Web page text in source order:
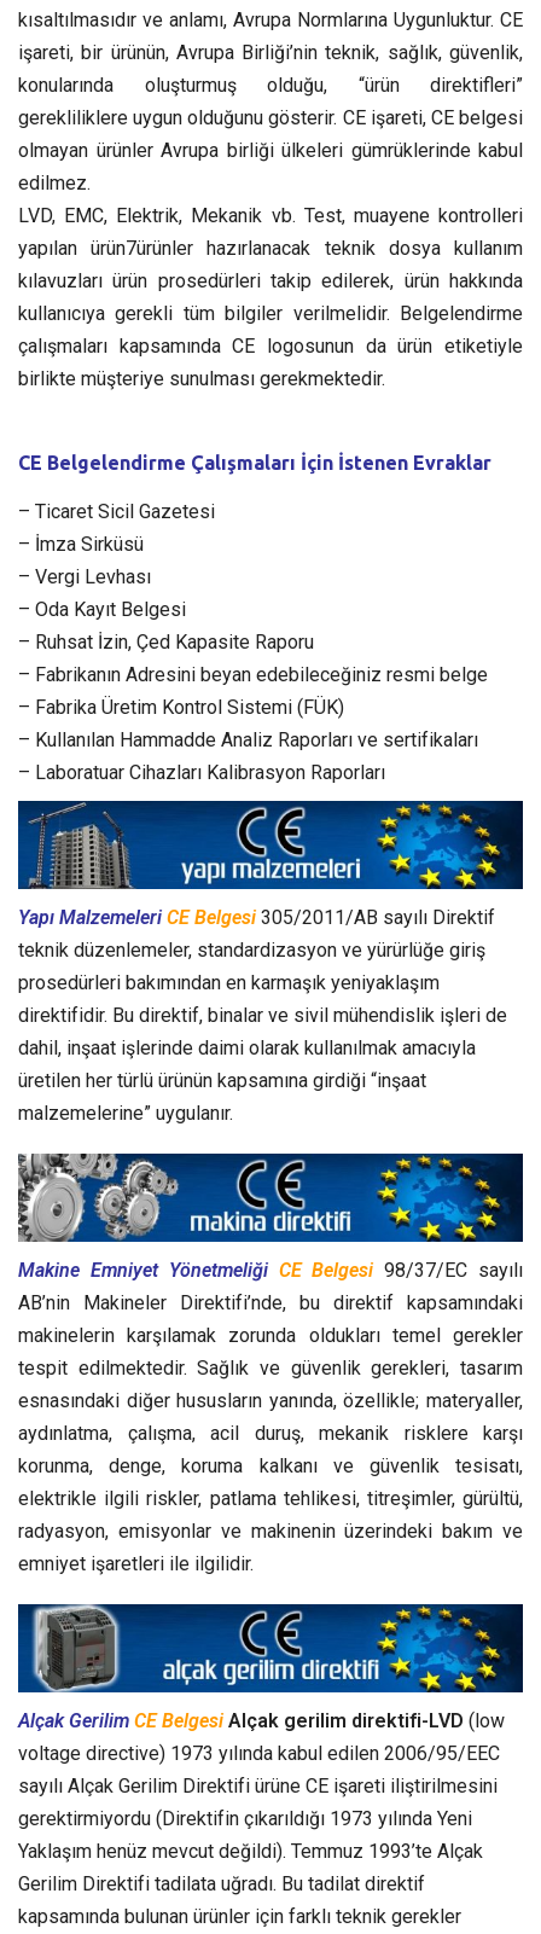
kısaltılmasıdır ve anlamı, Avrupa Normlarına Uygunluktur. CE
işareti, bir ürünün, Avrupa Birliği’nin teknik, sağlık, güvenlik,
konularında oluşturmuş olduğu, “ürün direktifleri”
gerekliliklere uygun olduğunu gösterir. CE işareti, CE belgesi
olmayan ürünler Avrupa birliği ülkeleri gümrüklerinde kabul
edilmez.
LVD, EMC, Elektrik, Mekanik vb. Test, muayene kontrolleri
yapılan ürün7ürünler hazırlanacak teknik dosya kullanım
kılavuzları ürün prosedürleri takip edilerek, ürün hakkında
kullanıcıya gerekli tüm bilgiler verilmelidir. Belgelendirme
çalışmaları kapsamında CE logosunun da ürün etiketiyle
birlikte müşteriye sunulması gerekmektedir.
CE Belgelendirme Çalışmaları İçin İstenen Evraklar
– Ticaret Sicil Gazetesi
– İmza Sirküsü
– Vergi Levhası
– Oda Kayıt Belgesi
– Ruhsat İzin, Çed Kapasite Raporu
– Fabrikanın Adresini beyan edebileceğiniz resmi belge
– Fabrika Üretim Kontrol Sistemi (FÜK)
– Kullanılan Hammadde Analiz Raporları ve sertifikaları
– Laboratuar Cihazları Kalibrasyon Raporları
Yapı Malzemeleri CE Belgesi 305/2011/AB sayılı Direktif
teknik düzenlemeler, standardizasyon ve yürürlüğe giriş
prosedürleri bakımından en karmaşık yeniyaklaşım
direktifidir. Bu direktif, binalar ve sivil mühendislik işleri de
dahil, inşaat işlerinde daimi olarak kullanılmak amacıyla
üretilen her türlü ürünün kapsamına girdiği “inşaat
malzemelerine” uygulanır.
Makine Emniyet Yönetmeliği CE Belgesi98/37/EC sayılı
AB’nin Makineler Direktifi’nde, bu direktif kapsamındaki
makinelerin karşılamak zorunda oldukları temel gerekler
tespit edilmektedir. Sağlık ve güvenlik gerekleri, tasarım
esnasındaki diğer hususların yanında, özellikle; materyaller,
aydınlatma, çalışma, acil duruş, mekanik risklere karşı
korunma, denge, koruma kalkanı ve güvenlik tesisatı,
elektrikle ilgili riskler, patlama tehlikesi, titreşimler, gürültü,
radyasyon, emisyonlar ve makinenin üzerindeki bakım ve
emniyet işaretleri ile ilgilidir.
Alçak Gerilim CE Belgesi Alçak gerilim direktifi-LVD (low
voltage directive) 1973 yılında kabul edilen 2006/95/EEC
sayılı Alçak Gerilim Direktifi ürüne CE işareti iliştirilmesini
gerektirmiyordu (Direktifin çıkarıldığı 1973 yılında Yeni
Yaklaşım henüz mevcut değildi). Temmuz 1993’te Alçak
Gerilim Direktifi tadilata uğradı. Bu tadilat direktif
kapsamında bulunan ürünler için farklı teknik gerekler